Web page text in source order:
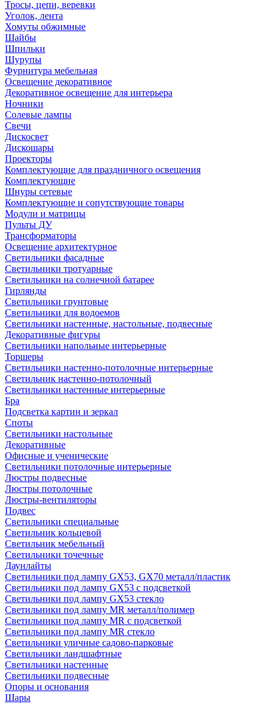
Тросы, цепи, веревки
Уголок, лента
Хомуты обжимные
Шайбы
Шпильки
Шурупы
Фурнитура мебельная
Освещение декоративное
Декоративное освещение для интерьера
Ночники
Солевые лампы
Свечи
Дискосвет
Дискошары
Проекторы
Комплектующие для праздничного освещения
Комплектующие
Шнуры сетевые
Комплектующие и сопутствующие товары
Модули и матрицы
Пульты ДУ
Трансформаторы
Освещение архитектурное
Светильники фасадные
Светильники тротуарные
Светильники на солнечной батарее
Гирлянды
Светильники грунтовые
Светильники для водоемов
Светильники настенные, настольные, подвесные
Декоративные фигуры
Светильники напольные интерьерные
Торшеры
Светильники настенно-потолочные интерьерные
Светильник настенно-потолочный
Светильники настенные интерьерные
Бра
Подсветка картин и зеркал
Споты
Светильники настольные
Декоративные
Офисные и ученические
Светильники потолочные интерьерные
Люстры подвесные
Люстры потолочные
Люстры-вентиляторы
Подвес
Светильники специальные
Светильник кольцевой
Светильник мебельный
Светильники точечные
Даунлайты
Светильники под лампу GX53, GX70 металл/пластик
Светильники под лампу GX53 с подсветкой
Светильники под лампу GX53 стекло
Светильники под лампу MR металл/полимер
Светильники под лампу MR с подсветкой
Светильники под лампу MR стекло
Светильники уличные садово-парковые
Светильники ландшафтные
Светильники настенные
Светильники подвесные
Опоры и основания
Шары